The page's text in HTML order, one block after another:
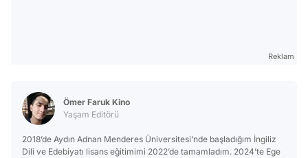
Reklam
Ömer Faruk Kino
Yaşam Editörü
2018’de Aydın Adnan Menderes Üniversitesi’nde başladığım İngiliz
Dili ve Edebiyatı lisans eğitimimi 2022’de tamamladım. 2024’te Ege